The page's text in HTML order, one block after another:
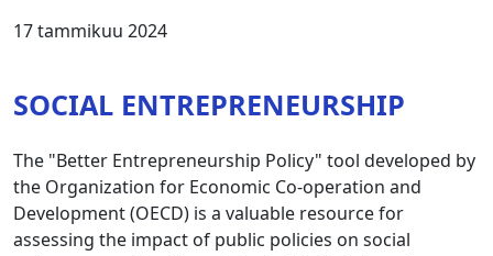
17 tammikuu 2024
SOCIAL ENTREPRENEURSHIP
The "Better Entrepreneurship Policy" tool developed by
the Organization for Economic Co-operation and
Development (OECD) is a valuable resource for
assessing the impact of public policies on social